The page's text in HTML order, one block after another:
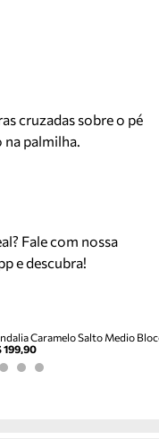
cruzadas sobre o pé
palmilha.
Fale com nossa
e descubra!
199,90